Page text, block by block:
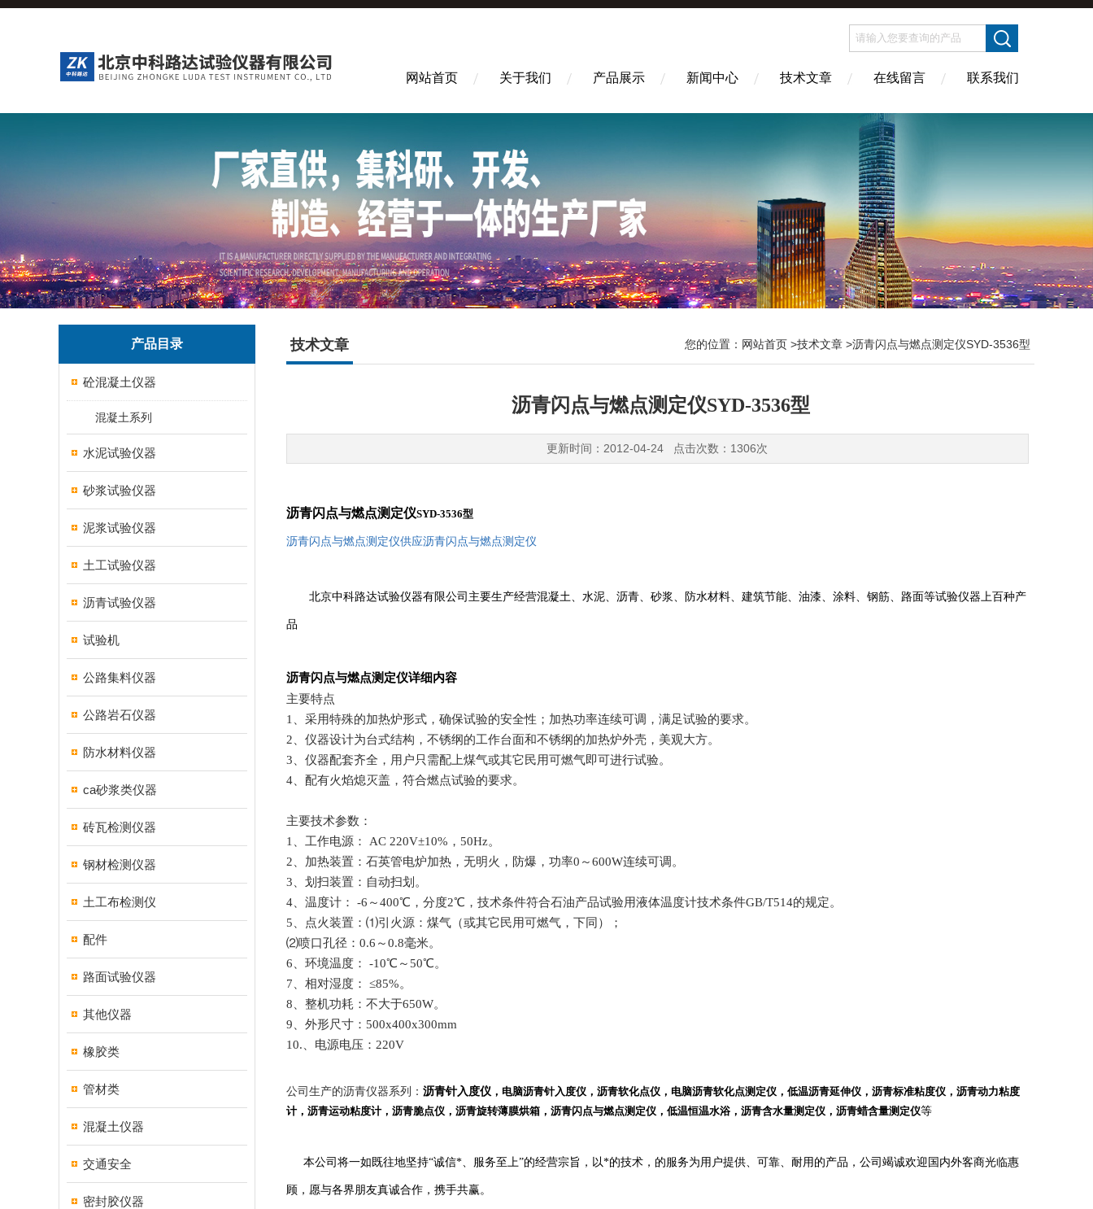
网站首页 关于我们 产品展示 新闻中心 技术文章 在线留言 联系我们
产品目录
砼混凝土仪器
混凝土系列
水泥试验仪器
砂浆试验仪器
泥浆试验仪器
土工试验仪器
沥青试验仪器
试验机
公路集料仪器
公路岩石仪器
防水材料仪器
ca砂浆类仪器
砖瓦检测仪器
钢材检测仪器
土工布检测仪
配件
路面试验仪器
其他仪器
橡胶类
管材类
混凝土仪器
交通安全
密封胶仪器
技术文章 您的位置： 网站首页 >技术文章 >沥青闪点与燃点测定仪SYD-3536型
沥青闪点与燃点测定仪SYD-3536型
更新时间：2012-04-24 点击次数：1306次
沥青闪点与燃点测定仪SYD-3536型
沥青闪点与燃点测定仪供应沥青闪点与燃点测定仪
北京中科路达试验仪器有限公司主要生产经营混凝土、水泥、沥青、砂浆、防水材料、建筑节能、油漆、涂料、钢筋、路面等试验仪器上百种产
品
沥青闪点与燃点测定仪详细内容
主要特点
1
、采用特殊的加热炉形式，确保试验的安全性；加热功率连续可调，满足试验的要求。
2 、仪器设计为台式结构，不锈纲的工作台面和不锈纲的加热炉外壳，美观大方。
3 、仪器配套齐全，用户只需配上煤气或其它民用可燃气即可进行试验。
4 、配有火焰熄灭盖，符合燃点试验的要求。
主要技术参数：
1
、工作电源： AC 220V±10% ， 50Hz。
2 、加热装置： 石英管电炉加热，无明火，防爆，功率0 ～600W连续可调。
3 、划扫装置： 自动扫划。
4 、温度计： -6 ～400℃ ，分度2℃ ，技术条件符合石油产品试验用液体温度计技术条件GB/T514的规定。
5 、点火装置： ⑴引火源：煤气（或其它民用可燃气，下同）；
⑵喷口孔径： 0.6 ～0.8毫米。
6 、环境温度： -10℃ ～ 50℃。
7 、相对湿度： ≤85%。
8 、整机功耗：不大于650W。
9 、外形尺寸： 500x400x300mm
10. 、电源电压： 220V
公司生产的沥青仪器系列： 沥青针入度仪 ，电脑沥青针入度仪，沥青软化点仪，电脑沥青软化点测定仪，低温沥青延伸仪，沥青标准粘度仪，沥青动力粘度
计，沥青运动粘度计，沥青脆点仪，沥青旋转薄膜烘箱，沥青闪点与燃点测定仪，低温恒温水浴，沥青含水量测定仪，沥青蜡含量测定仪等
本公司将一如既往地坚持“诚信*、服务至上”的经营宗旨，以*的技术，的服务为用户提供、可靠、耐用的产品，公司竭诚欢迎国内外客商光临惠
顾，愿与各界朋友真诚合作，携手共赢。